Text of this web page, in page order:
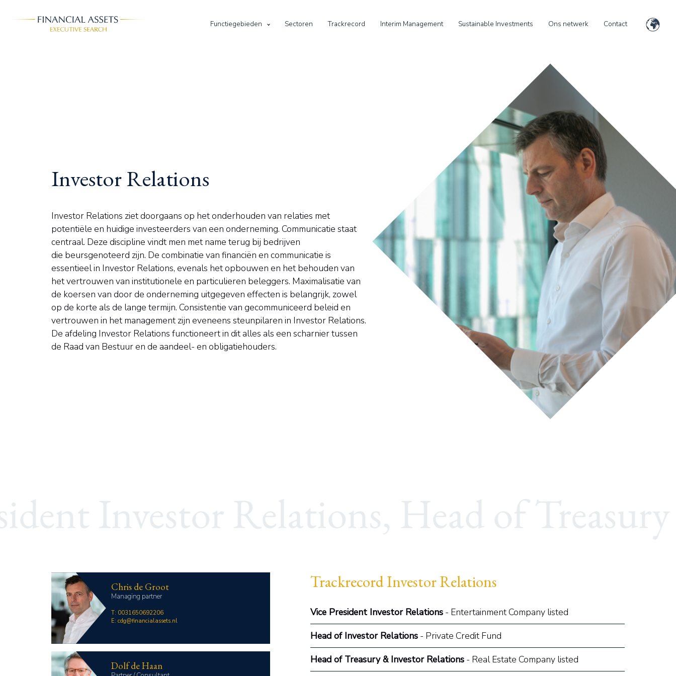
Functiegebieden Sectoren Trackrecord Interim Management Sustainable Investments Ons netwerk Contact
Investor Relations
Investor Relations ziet doorgaans op het onderhouden van relaties met
potentiële en huidige investeerders van een onderneming. Communicatie staat
centraal. Deze discipline vindt men met name terug bij bedrijven
die beursgenoteerd zijn. De combinatie van financiën en communicatie is
essentieel in Investor Relations, evenals het opbouwen en het behouden van
het vertrouwen van institutionele en particulieren beleggers. Maximalisatie van
de koersen van door de onderneming uitgegeven effecten is belangrijk, zowel
op de korte als de lange termijn. Consistentie van gecommuniceerd beleid en
vertrouwen in het management zijn eveneens steunpilaren in Investor Relations.
De afdeling Investor Relations functioneert in dit alles als een scharnier tussen
de Raad van Bestuur en de aandeel- en obligatiehouders.
Chris de Groot
Managing partner
T: 0031650692206
E: cdg@financialassets.nl
Dolf de Haan
Trackrecord Investor Relations
Vice President Investor Relations - Entertainment Company listed
Head of Investor Relations - Private Credit Fund
Head of Treasury & Investor Relations - Real Estate Company listed